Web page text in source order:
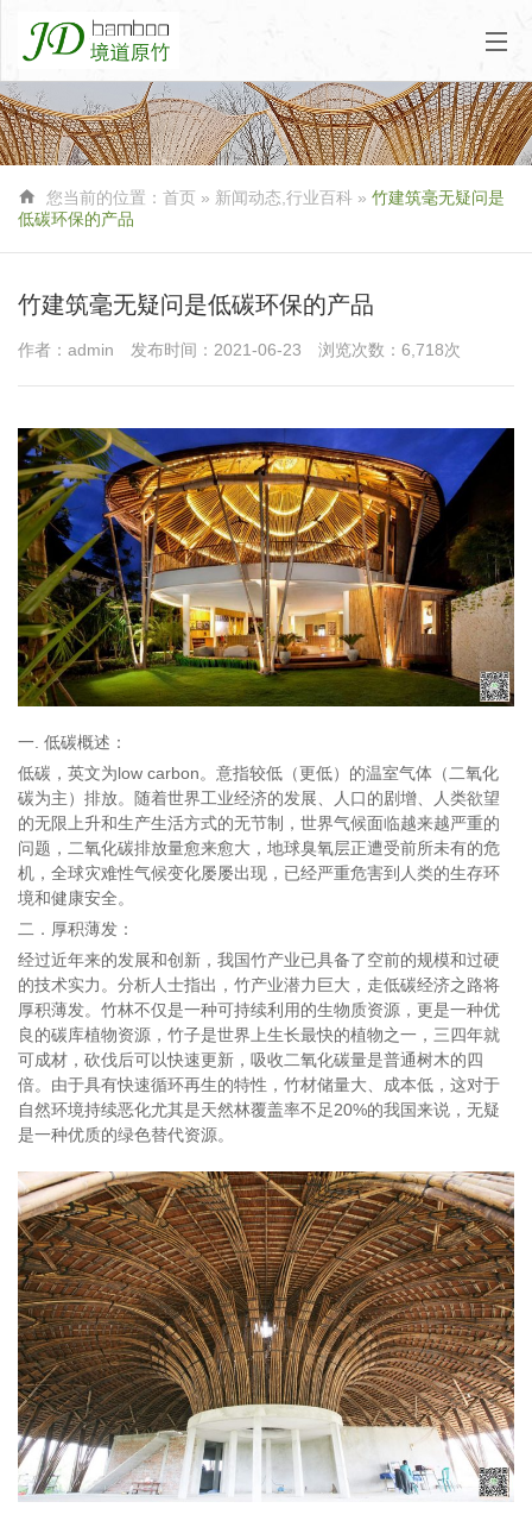
 您当前的位置： 首页 » 新闻动态 行业百科 » 竹建筑毫无疑问是
低碳环保的产品
竹建筑毫无疑问是低碳环保的产品
作者：admin 发布时间：2021-06-23 浏览次数：6,718次
一. 低碳概述：
低碳，英文为low carbon。意指较低（更低）的温室气体（二氧化
碳为主）排放。随着世界工业经济的发展、人口的剧增、人类欲望
的无限上升和生产生活方式的无节制，世界气候面临越来越严重的
问题，二氧化碳排放量愈来愈大，地球臭氧层正遭受前所未有的危
机，全球灾难性气候变化屡屡出现，已经严重危害到人类的生存环
境和健康安全。
二．厚积薄发：
经过近年来的发展和创新，我国竹产业已具备了空前的规模和过硬
的技术实力。分析人士指出，竹产业潜力巨大，走低碳经济之路将
厚积薄发。竹林不仅是一种可持续利用的生物质资源，更是一种优
良的碳库植物资源，竹子是世界上生长最快的植物之一，三四年就
可成材，砍伐后可以快速更新，吸收二氧化碳量是普通树木的四
倍。由于具有快速循环再生的特性，竹材储量大、成本低，这对于
自然环境持续恶化尤其是天然林覆盖率不足20%的我国来说，无疑
是一种优质的绿色替代资源。